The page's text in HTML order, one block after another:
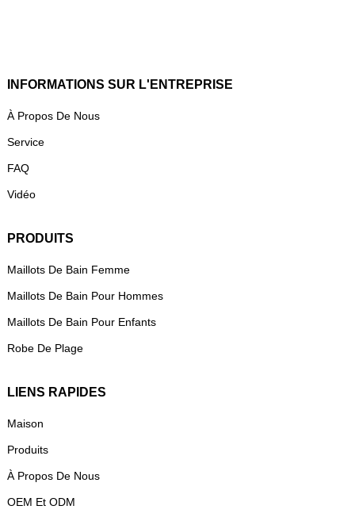
INFORMATIONS SUR L'ENTREPRISE
À Propos De Nous
Service
FAQ
Vidéo
PRODUITS
Maillots De Bain Femme
Maillots De Bain Pour Hommes
Maillots De Bain Pour Enfants
Robe De Plage
LIENS RAPIDES
Maison
Produits
À Propos De Nous
OEM Et ODM